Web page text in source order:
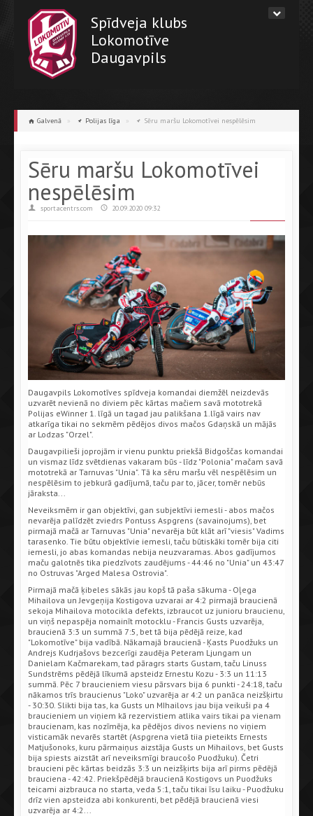
Spīdveja klubs
Lokomotīve
Daugavpils
Galvenā » Polijas līga » Sēru maršu Lokomotīvei nespēlēsim
Sēru maršu Lokomotīvei
nespēlēsim
sportacentrs.com 20.09.2020 09:32
Daugavpils Lokomotīves spīdveja komandai diemžēl neizdevās
uzvarēt nevienā no diviem pēc kārtas mačiem savā mototrekā
Polijas eWinner 1. līgā un tagad jau palikšana 1.līgā vairs nav
atkarīga tikai no sekmēm pēdējos divos mačos Gdaņskā un mājās
ar Lodzas "Orzel".
Daugavpilieši joprojām ir vienu punktu priekšā Bidgoščas komandai
un vismaz līdz svētdienas vakaram būs - līdz "Polonia" mačam savā
mototrekā ar Tarnuvas "Unia". Tā ka sēru maršu vēl nespēlēsim un
nespēlēsim to jebkurā gadījumā, taču par to, jācer, tomēr nebūs
jāraksta...
Neveiksmēm ir gan objektīvi, gan subjektīvi iemesli - abos mačos
nevarēja palīdzēt zviedrs Pontuss Aspgrens (savainojums), bet
pirmajā mačā ar Tarnuvas "Unia" nevarēja būt klāt arī "viesis" Vadims
tarasenko. Tie būtu objektīvie iemesli, taču būtiskāki tomēr bija citi
iemesli, jo abas komandas nebija neuzvaramas. Abos gadījumos
maču galotnēs tika piedzīvots zaudējums - 44:46 no "Unia" un 43:47
no Ostruvas "Arged Malesa Ostrovia".
Pirmajā mačā ķibeles sākās jau kopš tā paša sākuma - Oļega
Mihailova un Jevgeņija Kostigova uzvarai ar 4:2 pirmajā braucienā
sekoja Mihailova motocikla defekts, izbraucot uz junioru braucienu,
un viņš nepaspēja nomainīt motocklu - Francis Gusts uzvarēja,
braucienā 3:3 un summā 7:5, bet tā bija pēdējā reize, kad
"Lokomotīve" bija vadībā. Nākamajā braucienā - Ķasts Puodžuks un
Andrejs Kudrjašovs bezcerīgi zaudēja Peteram Ljungam un
Danielam Kačmarekam, tad pāragrs starts Gustam, taču Linuss
Sundstrēms pēdējā līkumā apsteidz Ernestu Kozu - 3:3 un 11:13
summā. Pēc 7 braucieniem viesu pārsvars bija 6 punkti - 24:18, taču
nākamos trīs braucienus "Loko" uzvarēja ar 4:2 un panāca neizšķirtu
- 30:30. Slikti bija tas, ka Gusts un MIhailovs jau bija veikuši pa 4
braucieniem un viņiem kā rezervistiem atlika vairs tikai pa vienam
braucienam, kas nozīmēja, ka pēdējos divos neviens no viņiem
visticamāk nevarēs startēt (Aspgrena vietā tiia pieteikts Ernests
Matjušonoks, kuru pārmaiņus aizstāja Gusts un Mihailovs, bet Gusts
bija spiests aizstāt arī neveiksmīgi braucošo Puodžuku). Četri
braucieni pēc kārtas beidzās 3:3 un neizšķirts bija arī pirms pēdējā
brauciena - 42:42. Priekšpēdējā braucienā Kostigovs un Puodžuks
teicami aizbrauca no starta, veda 5:1, taču tikai īsu laiku - Puodžuku
drīz vien apsteidza abi konkurenti, bet pēdējā braucienā viesi
uzvarēja ar 4:2...